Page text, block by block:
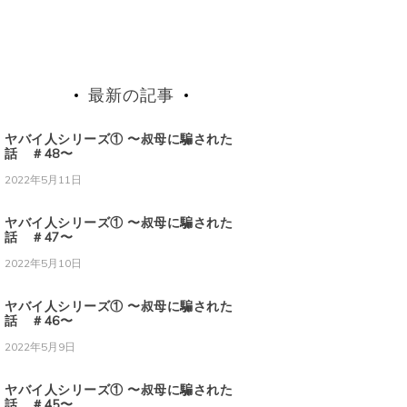
最新の記事
ヤバイ人シリーズ① 〜叔母に騙された
話 ＃48〜
2022年5月11日
ヤバイ人シリーズ① 〜叔母に騙された
話 ＃47〜
2022年5月10日
ヤバイ人シリーズ① 〜叔母に騙された
話 ＃46〜
2022年5月9日
ヤバイ人シリーズ① 〜叔母に騙された